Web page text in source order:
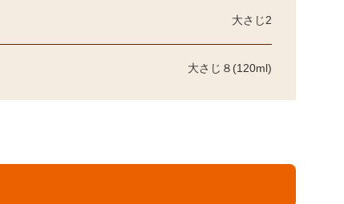
大さじ2
大さじ８(120ml)